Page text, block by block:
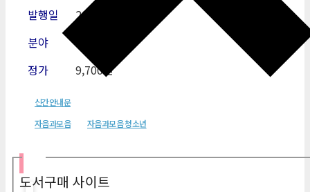
발행일
2011-10-31
분야
정가
9,700원
신간안내문
자음과모음
자음과모음 청소년
도서구매 사이트